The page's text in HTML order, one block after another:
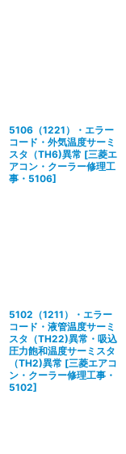
5106（1221）・エラー
コード・外気温度サーミ
スタ（TH6)異常 [三菱エ
アコン・クーラー修理工
事・5106]
5102（1211）・エラー
コード・液管温度サーミ
スタ（TH22)異常・吸込
圧力飽和温度サーミスタ
（TH2)異常 [三菱エアコ
ン・クーラー修理工事・
5102]